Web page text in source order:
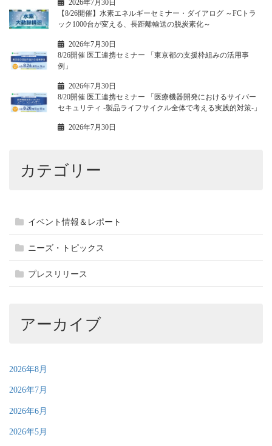
2026年7月30日
【8/26開催】水素エネルギーセミナー・ダイアログ ～FCトラ
ック1000台が変える、長距離輸送の脱炭素化～
2026年7月30日
8/26開催 医工連携セミナー 「東京都の支援枠組みの活用事
例」
2026年7月30日
8/20開催 医工連携セミナー 「医療機器開発におけるサイバー
セキュリティ -製品ライフサイクル全体で考える実践的対策-」
2026年7月30日
カテゴリー
イベント情報＆レポート
ニーズ・トピックス
プレスリリース
アーカイブ
2026年8月
2026年7月
2026年6月
2026年5月